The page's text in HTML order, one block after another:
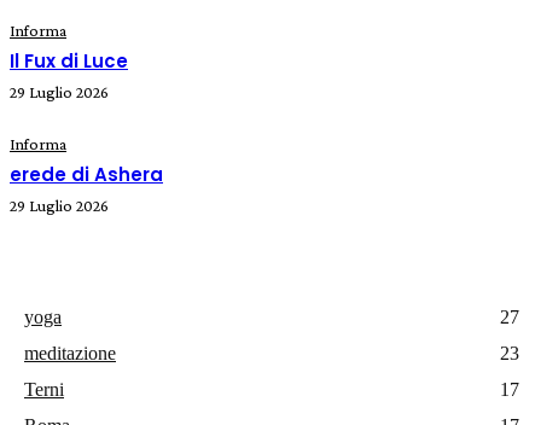
Informa
Il Fux di Luce
29 Luglio 2026
Informa
erede di Ashera
29 Luglio 2026
yoga
27
meditazione
23
Terni
17